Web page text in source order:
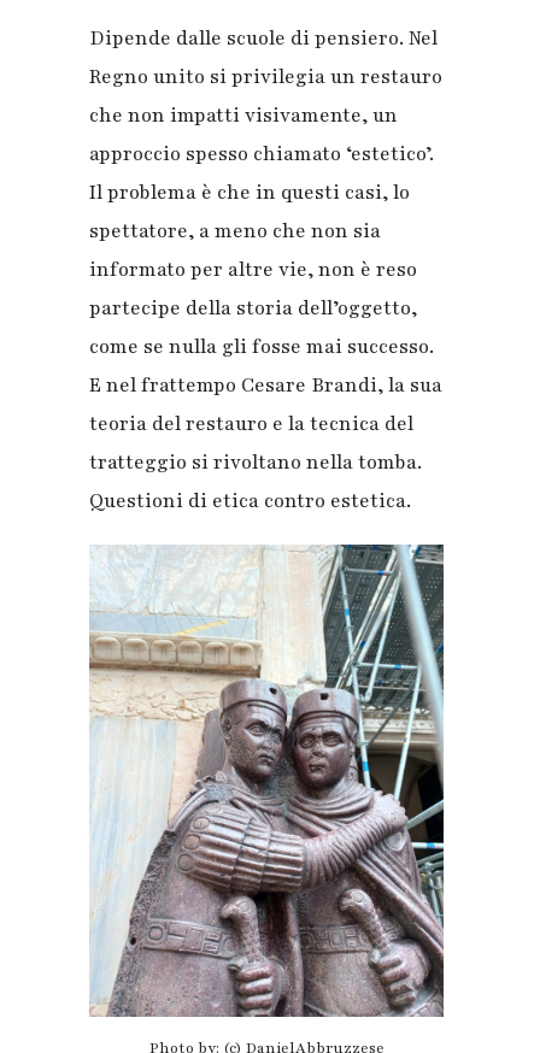
Dipende dalle scuole di pensiero. Nel
Regno unito si privilegia un restauro
che non impatti visivamente, un
approccio spesso chiamato ‘estetico’.
Il problema è che in questi casi, lo
spettatore, a meno che non sia
informato per altre vie, non è reso
partecipe della storia dell’oggetto,
come se nulla gli fosse mai successo.
E nel frattempo Cesare Brandi, la sua
teoria del restauro e la tecnica del
tratteggio si rivoltano nella tomba.
Questioni di etica contro estetica.
Photo by: (c) DanielAbbruzzese